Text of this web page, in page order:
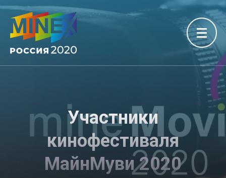
Участники
кинофестиваля
МайнМуви 2020